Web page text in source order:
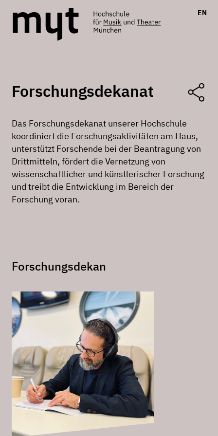
EN
Forschungsdekanat
Das Forschungsdekanat unserer Hochschule
koordiniert die Forschungsaktivitäten am Haus,
unterstützt Forschende bei der Beantragung von
Drittmitteln, fördert die Vernetzung von
wissenschaftlicher und künstlerischer Forschung
und treibt die Entwicklung im Bereich der
Forschung voran.
Forschungsdekan